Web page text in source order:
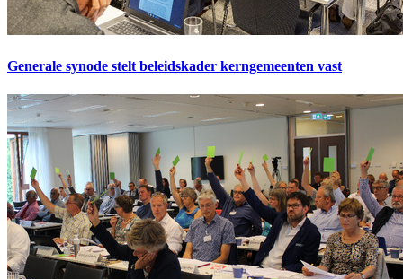
Generale synode stelt beleidskader kerngemeenten vast